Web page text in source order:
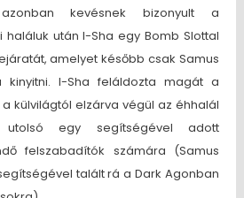
kevésnek bizonyult a
haláluk után I-Sha egy Bomb Slottal
amelyet később csak Samus
I-Sha feláldozta magát a
külvilágtól elzárva végül az éhhalál
egy segítségével adott
felszabadítók számára (Samus
talált rá a Dark Agonban